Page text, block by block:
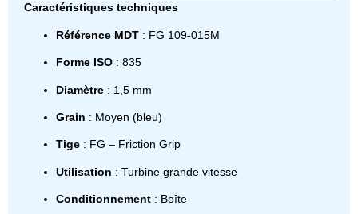
Caractéristiques techniques
Référence MDT : FG 109-015M
Forme ISO : 835
Diamètre : 1,5 mm
Grain : Moyen (bleu)
Tige : FG – Friction Grip
Utilisation : Turbine grande vitesse
Conditionnement : Boîte